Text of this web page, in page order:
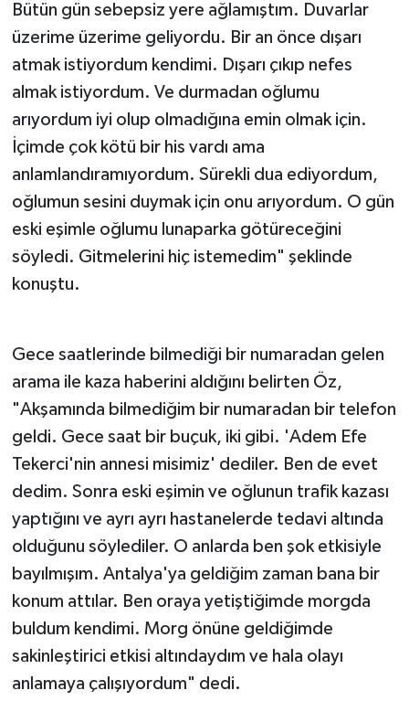
Bütün gün sebepsiz yere ağlamıştım. Duvarlar
üzerime üzerime geliyordu. Bir an önce dışarı
atmak istiyordum kendimi. Dışarı çıkıp nefes
almak istiyordum. Ve durmadan oğlumu
arıyordum iyi olup olmadığına emin olmak için.
İçimde çok kötü bir his vardı ama
anlamlandıramıyordum. Sürekli dua ediyordum,
oğlumun sesini duymak için onu arıyordum. O gün
eski eşimle oğlumu lunaparka götüreceğini
söyledi. Gitmelerini hiç istemedim" şeklinde
konuştu.
Gece saatlerinde bilmediği bir numaradan gelen
arama ile kaza haberini aldığını belirten Öz,
"Akşamında bilmediğim bir numaradan bir telefon
geldi. Gece saat bir buçuk, iki gibi. 'Adem Efe
Tekerci'nin annesi misimiz' dediler. Ben de evet
dedim. Sonra eski eşimin ve oğlunun trafik kazası
yaptığını ve ayrı ayrı hastanelerde tedavi altında
olduğunu söylediler. O anlarda ben şok etkisiyle
bayılmışım. Antalya'ya geldiğim zaman bana bir
konum attılar. Ben oraya yetiştiğimde morgda
buldum kendimi. Morg önüne geldiğimde
sakinleştirici etkisi altındaydım ve hala olayı
anlamaya çalışıyordum" dedi.